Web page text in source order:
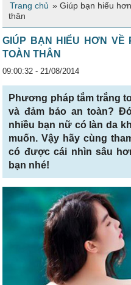
Trang chủ »Giúp bạn hiểu
thân
GIÚP BẠN HIỂU HƠN VỀ
TOÀN THÂN
09:00:32 - 21/08/2014
Phương pháp tắm trắng
và đảm bảo an toàn?
nhiều bạn nữ có làn da
muốn. Vậy hãy cùng
có được cái nhìn sâu
bạn nhé!